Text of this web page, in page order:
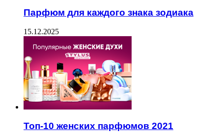
Парфюм для каждого знака зодиака
15.12.2025
Топ-10 женских парфюмов 2021